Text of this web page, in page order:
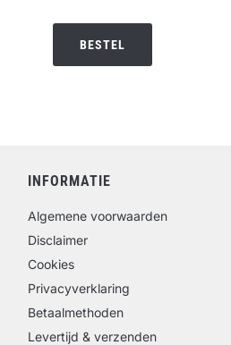
BESTEL
INFORMATIE
Algemene voorwaarden
Disclaimer
Cookies
Privacyverklaring
Betaalmethoden
Levertijd & verzenden